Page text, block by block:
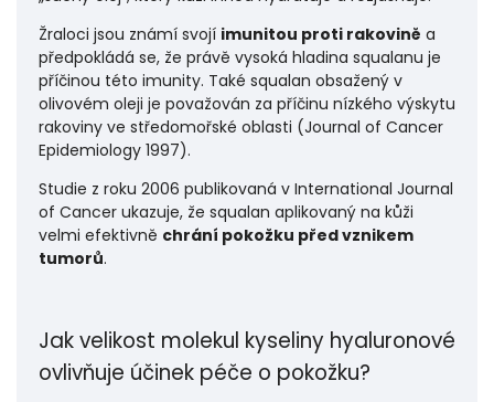
Žraloci jsou známí svojí imunitou proti rakovině a
předpokládá se, že právě vysoká hladina squalanu je
příčinou této imunity. Také squalan obsažený v
olivovém oleji je považován za příčinu nízkého výskytu
rakoviny ve středomořské oblasti (Journal of Cancer
Epidemiology 1997).
Studie z roku 2006 publikovaná v International Journal
of Cancer ukazuje, že squalan aplikovaný na kůži
velmi efektivně chrání pokožku před vznikem
tumorů.
Jak velikost molekul kyseliny hyaluronové
ovlivňuje účinek péče o pokožku?